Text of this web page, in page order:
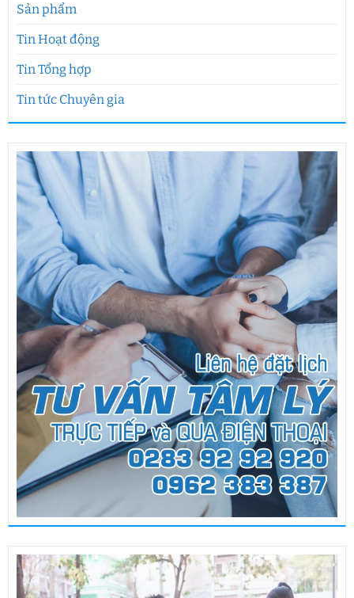
Sản phẩm
Tin Hoạt động
Tin Tổng hợp
Tin tức Chuyên gia